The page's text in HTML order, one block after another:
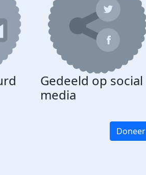
Gedeeld op social
media
Doneer